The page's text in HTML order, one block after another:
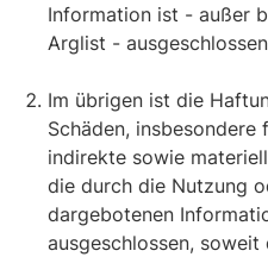
Information ist - außer
Arglist -
Im übrigen ist die
Schäden,
indirekte sowie
die durch die Nutzung
dargebotenen
ausgeschlossen,